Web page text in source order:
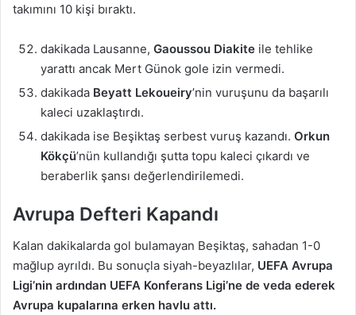
takımını 10 kişi bıraktı.
dakikada Lausanne, Gaoussou Diakite ile tehlike
yarattı ancak Mert Günok gole izin vermedi.
dakikada Beyatt Lekoueiry’nin vuruşunu da başarılı
kaleci uzaklaştırdı.
dakikada ise Beşiktaş serbest vuruş kazandı. Orkun
Kökçü’nün kullandığı şutta topu kaleci çıkardı ve
beraberlik şansı değerlendirilemedi.
Avrupa Defteri Kapandı
Kalan dakikalarda gol bulamayan Beşiktaş, sahadan 1-0
mağlup ayrıldı. Bu sonuçla siyah-beyazlılar, UEFA Avrupa
Ligi’nin ardından UEFA Konferans Ligi’ne de veda ederek
Avrupa kupalarına erken havlu attı.